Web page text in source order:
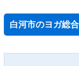
白河市のヨガ総